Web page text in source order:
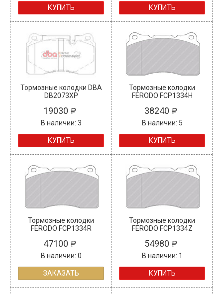
КУПИТЬ КУПИТЬ
Тормозные колодки DBA
DB2073XP
19030
В наличии: 3
КУПИТЬ
Тормозные колодки
FERODO FCP1334H
38240
В наличии: 5
КУПИТЬ
Тормозные колодки
FERODO FCP1334R
47100
В наличии: 0
ЗАКАЗАТЬ
Тормозные колодки
FERODO FCP1334Z
54980
В наличии: 1
КУПИТЬ